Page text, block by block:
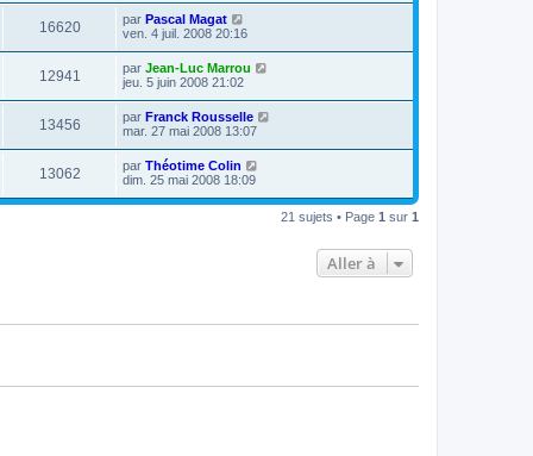
16620 par Pascal Magat
ven. 4 juil. 2008 20:16
12941 par Jean-Luc Marrou
jeu. 5 juin 2008 21:02
13456 par Franck Rousselle
mar. 27 mai 2008 13:07
13062 par Théotime Colin
dim. 25 mai 2008 18:09
21 sujets • Page 1 sur 1
Aller à